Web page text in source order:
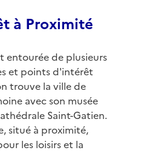
à Proximité
entourée de plusieurs
et points d'intérêt
trouve la ville de
avec son musée
Saint-Gatien.
situé à proximité,
les loisirs et la